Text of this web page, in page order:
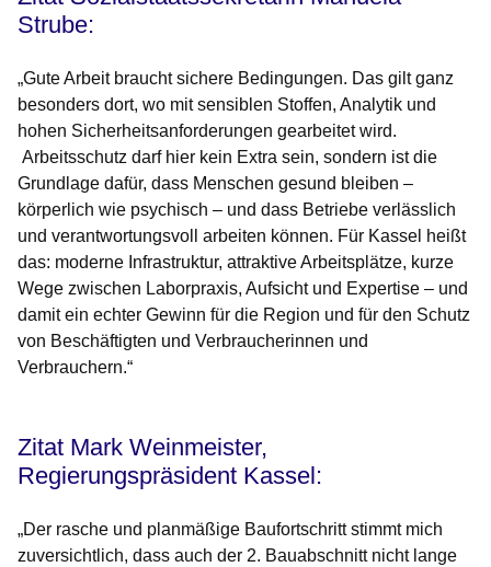
Strube:
„Gute Arbeit braucht sichere Bedingungen. Das gilt ganz
besonders dort, wo mit sensiblen Stoffen, Analytik und
hohen Sicherheitsanforderungen gearbeitet wird.
Arbeitsschutz darf hier kein Extra sein, sondern ist die
Grundlage dafür, dass Menschen gesund bleiben –
körperlich wie psychisch – und dass Betriebe verlässlich
und verantwortungsvoll arbeiten können. Für Kassel heißt
das: moderne Infrastruktur, attraktive Arbeitsplätze, kurze
Wege zwischen Laborpraxis, Aufsicht und Expertise – und
damit ein echter Gewinn für die Region und für den Schutz
von Beschäftigten und Verbraucherinnen und
Verbrauchern.“
Zitat Mark Weinmeister,
Regierungspräsident Kassel:
„Der rasche und planmäßige Baufortschritt stimmt mich
zuversichtlich, dass auch der 2. Bauabschnitt nicht lange